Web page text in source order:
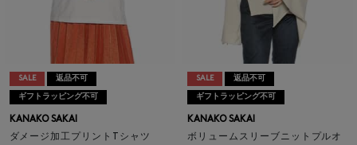
SALE 返品不可
ギフトラッピング不可
KANAKO SAKAI
ダメージ加工プリントTシャツ
SALE 返品不可
ギフトラッピング不可
KANAKO SAKAI
ボリュームスリーブニットプルオ